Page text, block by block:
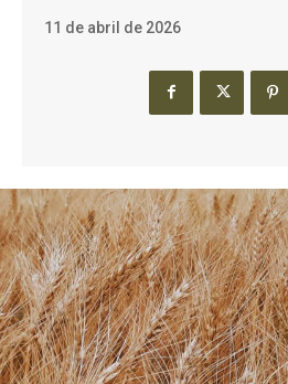
11 de abril de 2026